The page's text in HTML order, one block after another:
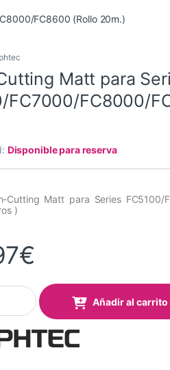
FC8600 (Rollo 20m.)
Matt para
FC7000/FC8000/
Disponible para reserva
Cutting Matt para Series FC5100/
)
€
Matt para Series FC5100/
Añadir al carrito